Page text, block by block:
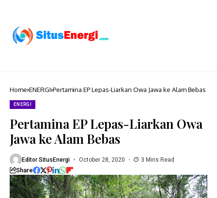
Home ENERGI Pertamina EP Lepas-Liarkan Owa Jawa ke Alam Bebas
ENERGI
Pertamina EP Lepas-Liarkan Owa
Jawa ke Alam Bebas
Editor SitusEnergi October 28, 2020 3 Mins Read
Share